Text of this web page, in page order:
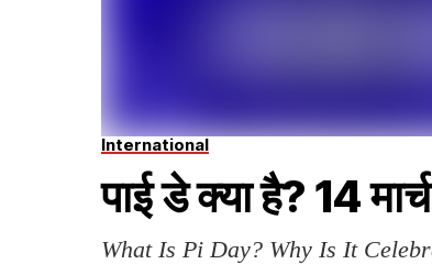
International
पाई डे क्या है? 14
What Is Pi Day? Why Is It